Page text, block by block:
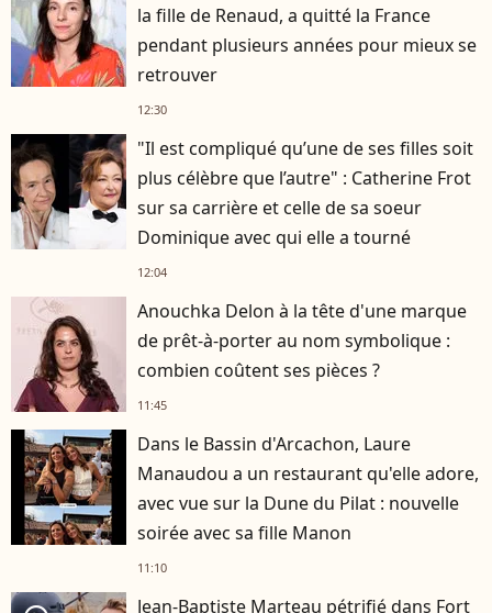
la fille de Renaud, a quitté la France
pendant plusieurs années pour mieux se
retrouver
12:30
"Il est compliqué qu’une de ses filles soit
plus célèbre que l’autre" : Catherine Frot
sur sa carrière et celle de sa soeur
Dominique avec qui elle a tourné
12:04
Anouchka Delon à la tête d'une marque
de prêt-à-porter au nom symbolique :
combien coûtent ses pièces ?
11:45
Dans le Bassin d'Arcachon, Laure
Manaudou a un restaurant qu'elle adore,
avec vue sur la Dune du Pilat : nouvelle
soirée avec sa fille Manon
11:10
Jean-Baptiste Marteau pétrifié dans Fort